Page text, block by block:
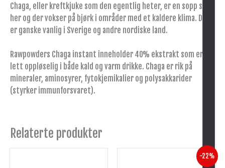
+
Chaga, eller kreftkjuke som den egentlig heter, er en sopp som
her og der vokser på bjørk i områder med et kaldere klima. Den
er ganske vanlig i Sverige og andre nordiske land.
Rawpowders Chaga instant inneholder 40% ekstrakt som er
lett oppløselig i både kald og varm drikke. Chaga er rik på
mineraler, aminosyrer, fytokjemikalier og polysakkarider
(styrker immunforsvaret).
Relaterte produkter
-22%
Nåværende